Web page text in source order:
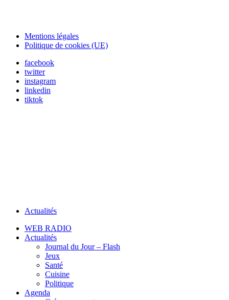
Mentions légales
Politique de cookies (UE)
facebook
twitter
instagram
linkedin
tiktok
Actualités
WEB RADIO
Actualités
Journal du Jour – Flash
Jeux
Santé
Cuisine
Politique
Agenda